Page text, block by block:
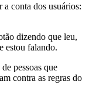
conta dos usuários:
dizendo que leu,
estou falando.
pessoas que
contra as regras do